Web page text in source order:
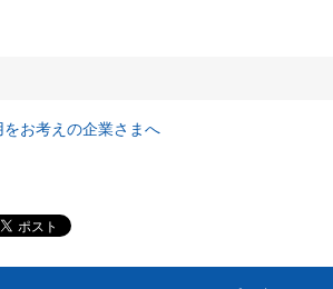
お考えの企業さまへ